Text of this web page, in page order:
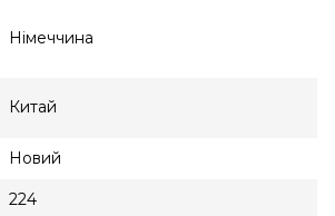
Німеччина
Китай
Новий
224